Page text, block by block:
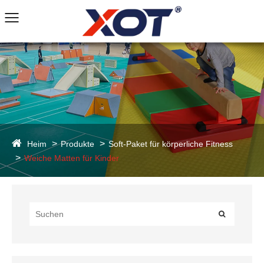
Heim Produkte
Soft-Paket für körperliche Fitness
Weiche Matten für Kinder